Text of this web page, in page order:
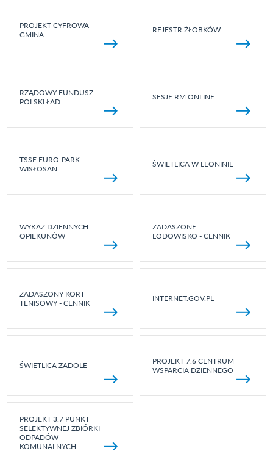
PROJEKT CYFROWA
GMINA
REJESTR ŻŁOBKÓW
RZĄDOWY FUNDUSZ
POLSKI ŁAD
SESJE RM ONLINE
TSSE EURO-PARK
WISŁOSAN
ŚWIETLICA W LEONINIE
WYKAZ DZIENNYCH
OPIEKUNÓW
ZADASZONE
LODOWISKO - CENNIK
ZADASZONY KORT
TENISOWY - CENNIK
INTERNET.GOV.PL
ŚWIETLICA ZADOLE
PROJEKT 7.6 CENTRUM
WSPARCIA DZIENNEGO
PROJEKT 3.7 PUNKT
SELEKTYWNEJ ZBIÓRKI
ODPADÓW
KOMUNALNYCH